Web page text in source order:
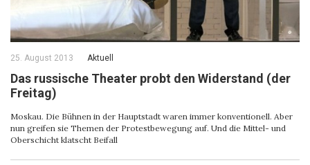
25. August 2013 Aktuell
Das russische Theater probt den Widerstand (der
Freitag)
Moskau. Die Bühnen in der Hauptstadt waren immer konventionell. Aber
nun greifen sie Themen der Protestbewegung auf. Und die Mittel- und
Oberschicht klatscht Beifall